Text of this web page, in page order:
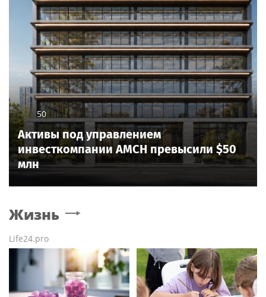
50
Активы под управлением
инвесткомпании AMCH превысили $50
млн
Жизнь
Life24.pro